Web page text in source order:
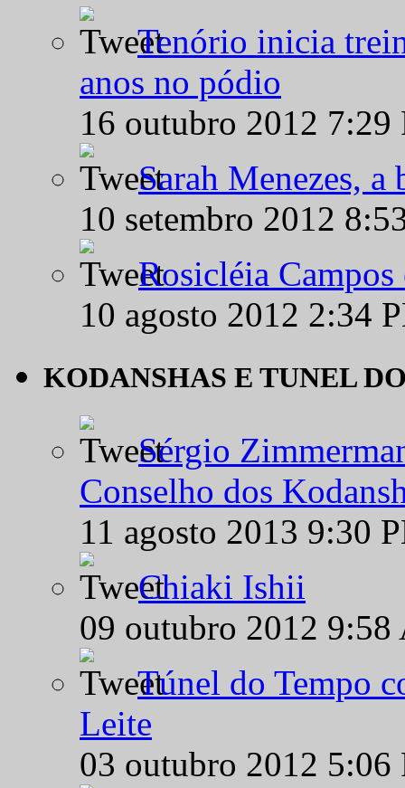
Tenório inicia
anos no pódio
16 outubro 2012
Sarah Menezes,
10 setembro 2012
Rosicléia
10 agosto 2012 2:34
KODANSHAS E TUNEL
Sérgio
Conselho dos
11 agosto 2013 9:30
Chiaki Ishii
09 outubro 2012
Túnel do Tempo
Leite
03 outubro 2012